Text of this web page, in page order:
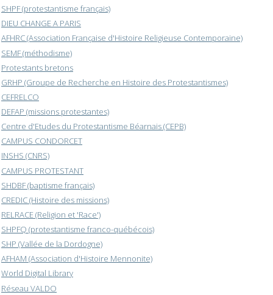
SHPF (protestantisme français)
DIEU CHANGE A PARIS
AFHRC (Association Française d'Histoire Religieuse Contemporaine)
SEMF (méthodisme)
Protestants bretons
GRHP (Groupe de Recherche en Histoire des Protestantismes)
CEFRELCO
DEFAP (missions protestantes)
Centre d'Etudes du Protestantisme Béarnais (CEPB)
CAMPUS CONDORCET
INSHS (CNRS)
CAMPUS PROTESTANT
SHDBF (baptisme français)
CREDIC (Histoire des missions)
RELRACE (Religion et 'Race')
SHPFQ (protestantisme franco-québécois)
SHP (Vallée de la Dordogne)
AFHAM (Association d'Histoire Mennonite)
World Digital Library
Réseau VALDO